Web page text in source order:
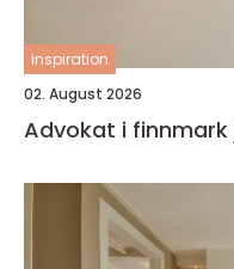
inspiration
02. August 2026